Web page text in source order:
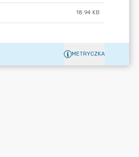
18.94 KB
METRYCZKA